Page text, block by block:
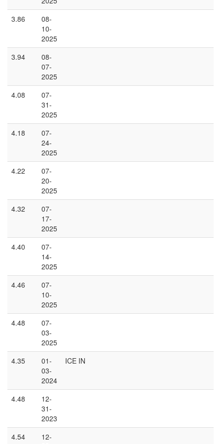
3.86
08-
10-
2025
3.94
08-
07-
2025
4.08
07-
31-
2025
4.18
07-
24-
2025
4.22
07-
20-
2025
4.32
07-
17-
2025
4.40
07-
14-
2025
4.46
07-
10-
2025
4.48
07-
03-
2025
4.35
01-
03-
2024
ICE IN
4.48
12-
31-
2023
4.54
12-